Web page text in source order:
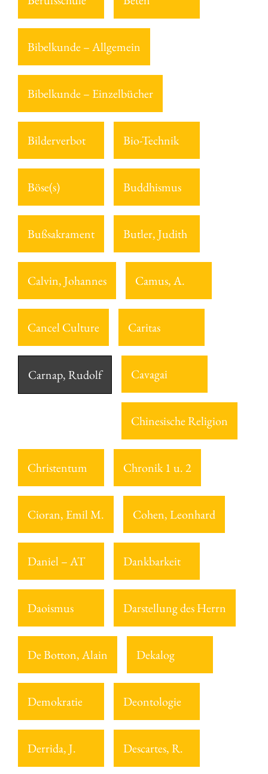
Bibelkunde – Allgemein
Bibelkunde – Einzelbücher
Bilderverbot Bio-Technik
Böse(s) Buddhismus
Bußsakrament Butler, Judith
Calvin, Johannes Camus, A.
Cancel Culture Caritas
Carnap, Rudolf Cavagai
Chinesische Religion
Christentum Chronik 1 u. 2
Cioran, Emil M. Cohen, Leonhard
Daniel – AT Dankbarkeit
Daoismus Darstellung des Herrn
De Botton, Alain Dekalog
Demokratie Deontologie
Derrida, J. Descartes, R.